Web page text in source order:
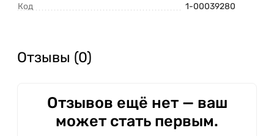
Код 1-00039280
Отзывы (0)
Отзывов ещё нет — ваш
может стать первым.